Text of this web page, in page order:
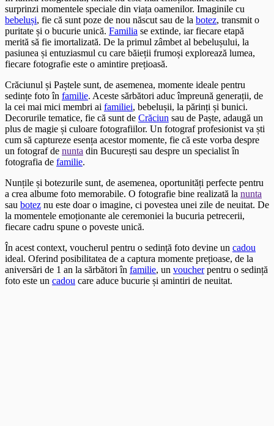
surprinzi momentele speciale din viața oamenilor. Imaginile cu
bebeluși, fie că sunt poze de nou născut sau de la botez, transmit o
puritate și o bucurie unică. Familia se extinde, iar fiecare etapă
merită să fie imortalizată. De la primul zâmbet al bebelușului, la
pasiunea și entuziasmul cu care băieții frumoși explorează lumea,
fiecare fotografie este o amintire prețioasă.
Crăciunul și Paștele sunt, de asemenea, momente ideale pentru
sedințe foto în familie. Aceste sărbători aduc împreună generații, de
la cei mai mici membri ai familiei, bebelușii, la părinți și bunici.
Decorurile tematice, fie că sunt de Crăciun sau de Paște, adaugă un
plus de magie și culoare fotografiilor. Un fotograf profesionist va ști
cum să captureze esența acestor momente, fie că este vorba despre
un fotograf de nunta din București sau despre un specialist în
fotografia de familie.
Nunțile și botezurile sunt, de asemenea, oportunități perfecte pentru
a crea albume foto memorabile. O fotografie bine realizată la nunta
sau botez nu este doar o imagine, ci povestea unei zile de neuitat. De
la momentele emoționante ale ceremoniei la bucuria petrecerii,
fiecare cadru spune o poveste unică.
În acest context, voucherul pentru o sedință foto devine un cadou
ideal. Oferind posibilitatea de a captura momente prețioase, de la
aniversări de 1 an la sărbători în familie, un voucherpentru o sedință
foto este un cadou care aduce bucurie și amintiri de neuitat.